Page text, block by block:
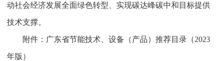
动社会经济发展全面绿色转型、实现碳达峰碳中和目标提供
技术支撑。
附件：广东省节能技术、设备（产品）推荐目录（2023
年版）